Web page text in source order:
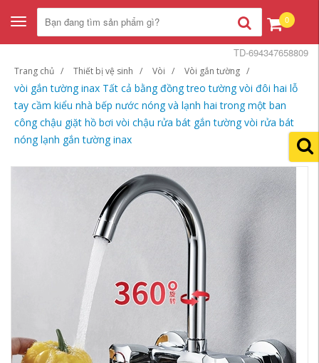
Toggle
navigation
0
Trang chủ Thiết bị vệ sinh Vòi Vòi gắn tường
vòi gắn tường inax Tất cả bằng đồng treo tường vòi đôi hai lỗ
tay cầm kiểu nhà bếp nước nóng và lạnh hai trong một ban
công chậu giặt hồ bơi vòi chậu rửa bát gắn tường vòi rửa bát
nóng lạnh gắn tường inax
TD-694347658809